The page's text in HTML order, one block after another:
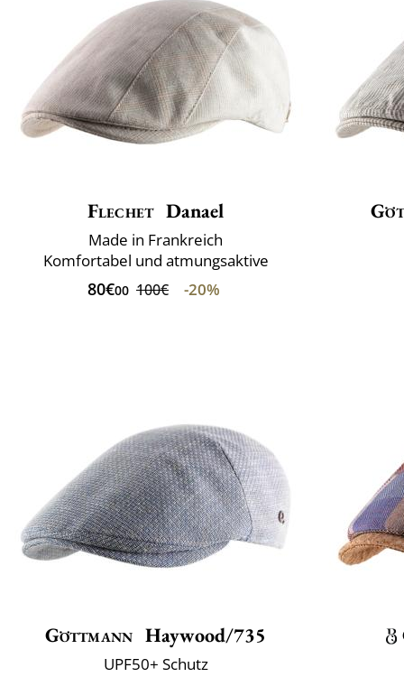
Flechet Danael
Made in Frankreich
Komfortabel und atmungsaktive
80€00 100€ -20%
Göttmann Haywood/735
UPF50+ Schutz